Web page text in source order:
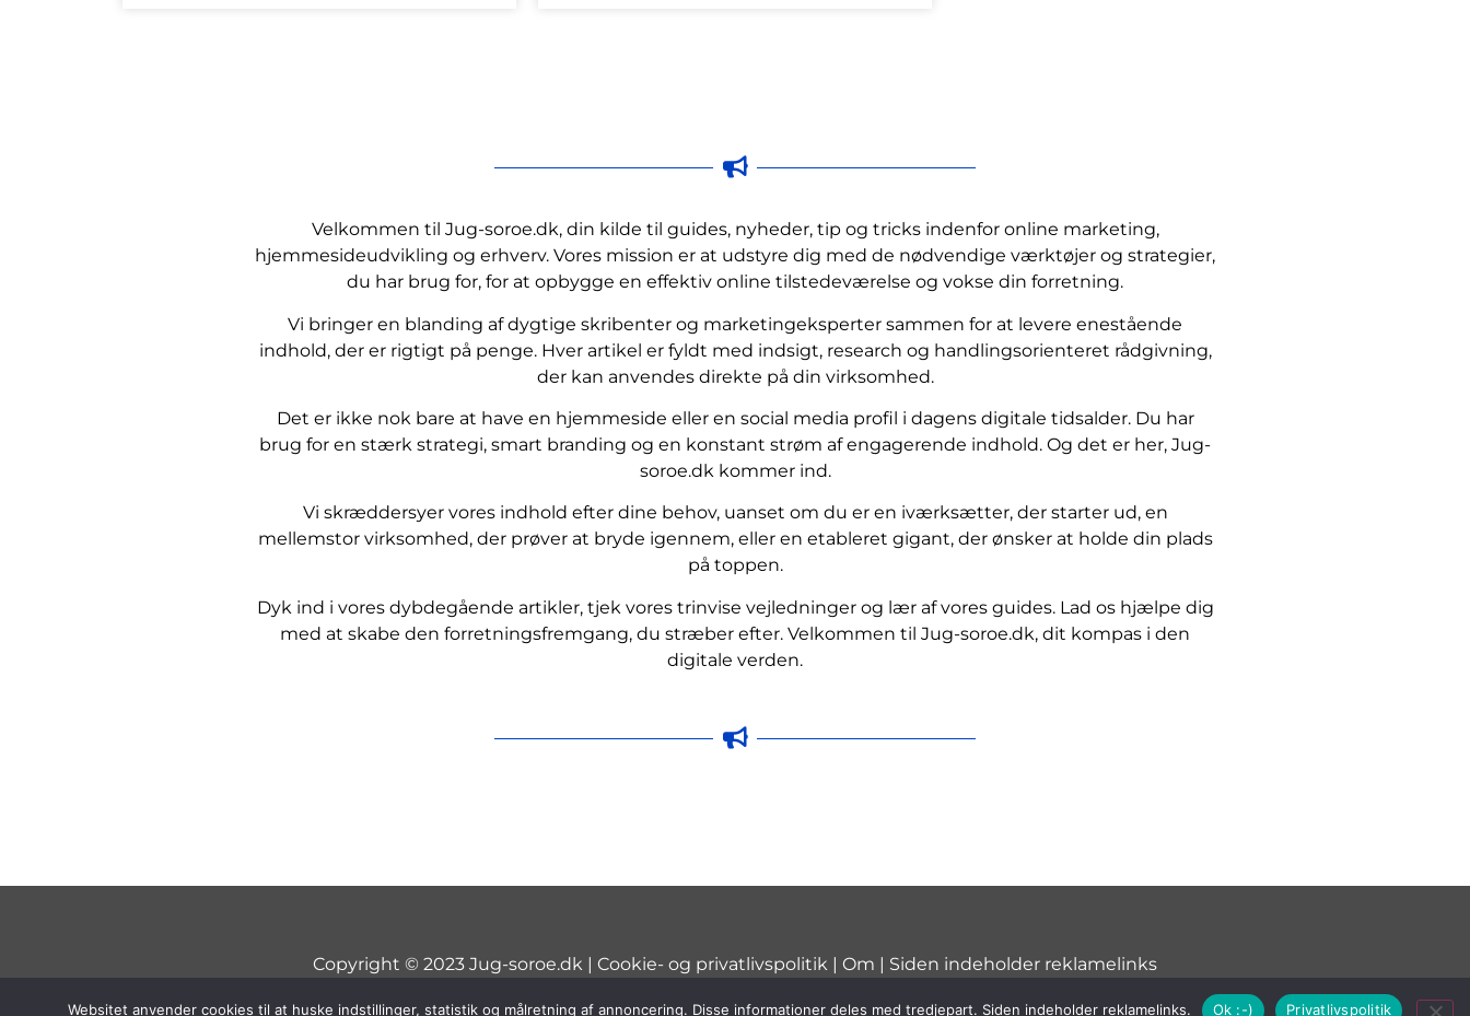
Velkommen til Jug-soroe.dk, din kilde til guides, nyheder, tip og tricks indenfor online marketing,
hjemmesideudvikling og erhverv. Vores mission er at udstyre dig med de nødvendige værktøjer og strategier,
du har brug for, for at opbygge en effektiv online tilstedeværelse og vokse din forretning.
Vi bringer en blanding af dygtige skribenter og marketingeksperter sammen for at levere enestående
indhold, der er rigtigt på penge. Hver artikel er fyldt med indsigt, research og handlingsorienteret rådgivning,
der kan anvendes direkte på din virksomhed.
Det er ikke nok bare at have en hjemmeside eller en social media profil i dagens digitale tidsalder. Du har
brug for en stærk strategi, smart branding og en konstant strøm af engagerende indhold. Og det er her, Jug-
soroe.dk kommer ind.
Vi skræddersyer vores indhold efter dine behov, uanset om du er en iværksætter, der starter ud, en
mellemstor virksomhed, der prøver at bryde igennem, eller en etableret gigant, der ønsker at holde din plads
på toppen.
Dyk ind i vores dybdegående artikler, tjek vores trinvise vejledninger og lær af vores guides. Lad os hjælpe dig
med at skabe den forretningsfremgang, du stræber efter. Velkommen til Jug-soroe.dk, dit kompas i den
digitale verden.
Copyright © 2023 Jug-soroe.dk | Cookie- og privatlivspolitik | Om | Siden indeholder reklamelinks
Websitet anvender cookies til at huske indstillinger, statistik og målretning af annoncering. Disse informationer deles med tredjepart. Siden indeholder reklamelinks. Ok :-) Privatlivspolitik